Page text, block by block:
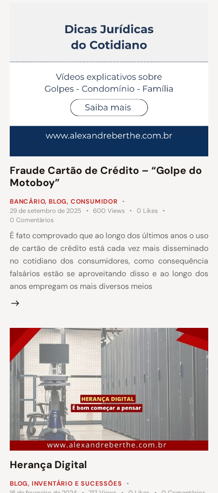
Fraude Cartão de Crédito – “Golpe do
Motoboy”
BANCÁRIO, BLOG, CONSUMIDOR
29 de setembro de 2025
600 Views 0 Likes
0 Comentários
É fato comprovado que ao longo dos últimos anos o uso
de cartão de crédito está cada vez mais disseminado
no cotidiano dos consumidores, como consequência
falsários estão se aproveitando disso e ao longo dos
anos empregam os mais diversos meios
Herança Digital
BLOG, INVENTÁRIO E SUCESSÕES